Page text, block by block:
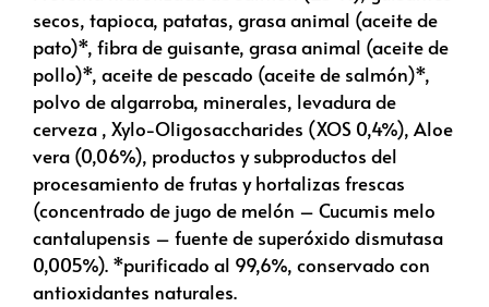
secos, tapioca, patatas, grasa animal (aceite de
pato)*, fibra de guisante, grasa animal (aceite de
pollo)*, aceite de pescado (aceite de salmón)*,
polvo de algarroba, minerales, levadura de
cerveza , Xylo-Oligosaccharides (XOS 0,4%), Aloe
vera (0,06%), productos y subproductos del
procesamiento de frutas y hortalizas frescas
(concentrado de jugo de melón – Cucumis melo
cantalupensis – fuente de superóxido dismutasa
0,005%). *purificado al 99,6%, conservado con
antioxidantes naturales.